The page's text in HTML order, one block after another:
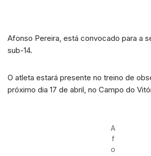
Afonso Pereira, está convocado para a
sub-14.
O atleta estará presente no treino de
próximo dia 17 de abril, no Campo do
A
f
o